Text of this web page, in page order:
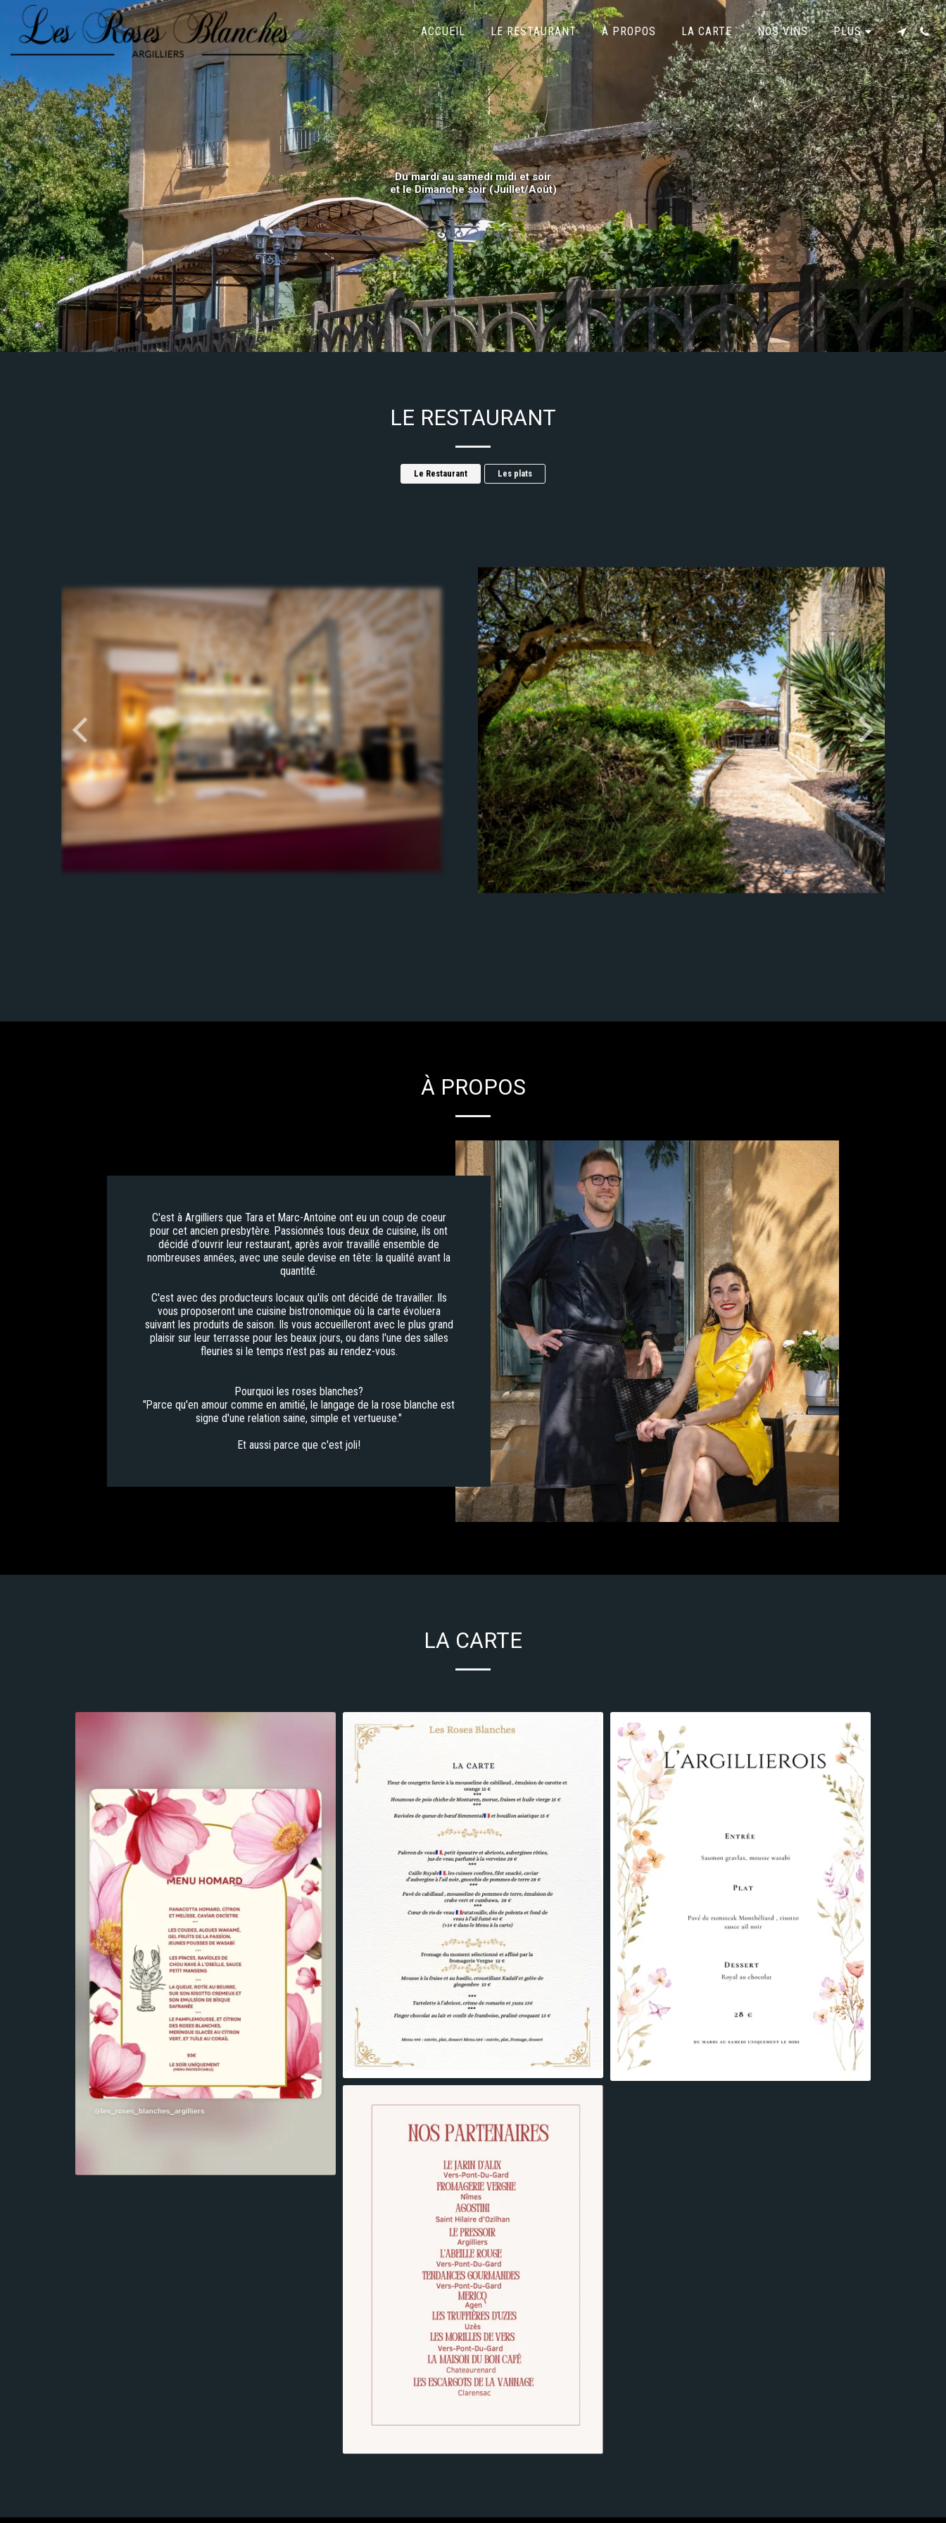
ACCUEIL LE RESTAURANT À PROPOS LA CARTE NOS VINS PLUS
Du mardi au samedi midi et soir
et le Dimanche soir (Juillet/Août)
LE RESTAURANT
Le Restaurant Les plats
À PROPOS
C'est à Argilliers que Tara et Marc-Antoine ont eu un coup de coeur
pour cet ancien presbytère. Passionnés tous deux de cuisine, ils ont
décidé d'ouvrir leur restaurant, après avoir travaillé ensemble de
nombreuses années, avec une seule devise en tête: la qualité avant la
quantité.
C'est avec des producteurs locaux qu'ils ont décidé de travailler. Ils
vous proposeront une cuisine bistronomique où la carte évoluera
suivant les produits de saison. Ils vous accueilleront avec le plus grand
plaisir sur leur terrasse pour les beaux jours, ou dans l'une des salles
fleuries si le temps n'est pas au rendez-vous.
Pourquoi les roses blanches?
"Parce qu'en amour comme en amitié, le langage de la rose blanche est
signe d'une relation saine, simple et vertueuse."
Et aussi parce que c'est joli!
LA CARTE